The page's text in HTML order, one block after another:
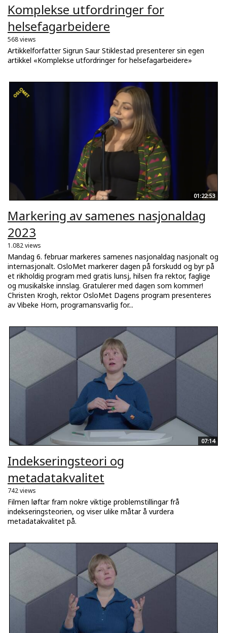
Komplekse utfordringer for
helsefagarbeidere
568 views
Artikkelforfatter Sigrun Saur Stiklestad presenterer sin egen
artikkel «Komplekse utfordringer for helsefagarbeidere»
01:22:53
Markering av samenes nasjonaldag
2023
1.082 views
Mandag 6. februar markeres samenes nasjonaldag nasjonalt og
internasjonalt. OsloMet markerer dagen på forskudd og byr på
et rikholdig program med gratis lunsj, hilsen fra rektor, faglige
og musikalske innslag. Gratulerer med dagen som kommer!
Christen Krogh, rektor OsloMet Dagens program presenteres
av Vibeke Horn, programansvarlig for...
07:14
Indekseringsteori og
metadatakvalitet
742 views
Filmen løftar fram nokre viktige problemstillingar frå
indekseringsteorien, og viser ulike måtar å vurdera
metadatakvalitet på.